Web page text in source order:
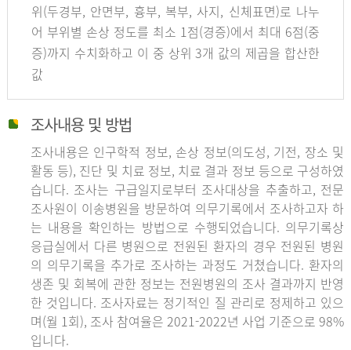
위(두경부, 안면부, 흉부, 복부, 사지, 신체표면)로 나누
어 부위별 손상 정도를 최소 1점(경증)에서 최대 6점(중
증)까지 수치화하고 이 중 상위 3개 값의 제곱을 합산한
값
조사내용 및 방법
조사내용은 인구학적 정보, 손상 정보(의도성, 기전, 장소 및
활동 등), 진단 및 치료 정보, 치료 결과 정보 등으로 구성하였
습니다. 조사는 구급일지로부터 조사대상을 추출하고, 전문
조사원이 이송병원을 방문하여 의무기록에서 조사하고자 하
는 내용을 확인하는 방법으로 수행되었습니다. 의무기록상
응급실에서 다른 병원으로 전원된 환자의 경우 전원된 병원
의 의무기록을 추가로 조사하는 과정도 거쳤습니다. 환자의
생존 및 회복에 관한 정보는 전원병원의 조사 결과까지 반영
한 것입니다. 조사자료는 정기적인 질 관리로 정제하고 있으
며(월 1회), 조사 참여율은 2021-2022년 사업 기준으로 98%
입니다.